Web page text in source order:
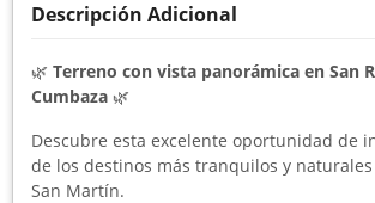
Descripción Adicional
🌿 Terreno con vista panorámica en San
Cumbaza 🌿
Descubre esta excelente oportunidad de
de los destinos más tranquilos y
San Martín.